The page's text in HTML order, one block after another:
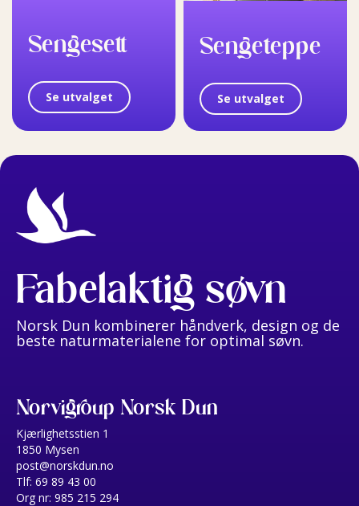
Sengesett
Se utvalget
Sengeteppe
Se utvalget
Fabelaktig søvn
Norsk Dun kombinerer håndverk, design og de
beste naturmaterialene for optimal søvn.
Norvigroup Norsk Dun
Kjærlighetsstien 1
1850 Mysen
post@norskdun.no
Tlf: 69 89 43 00
Org nr: 985 215 294